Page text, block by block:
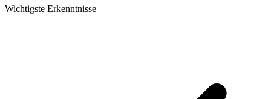
Wichtigste Erkenntnisse